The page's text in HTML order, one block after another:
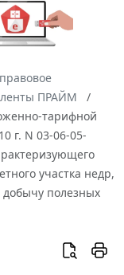
ПРАЙМ
тарифной
г. N 03-06-05-
участка недр,
добычу полезных